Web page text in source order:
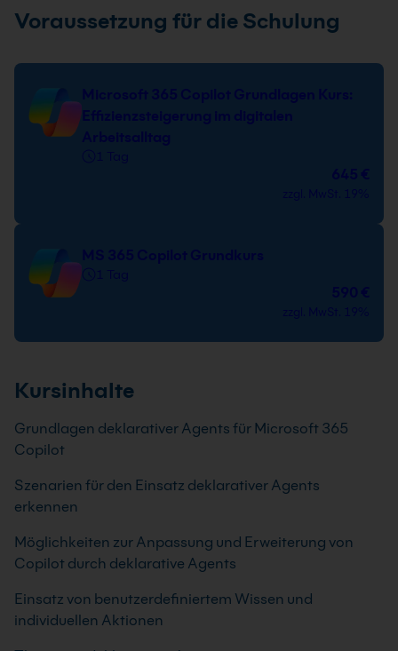
Voraussetzung für die Schulung
Kursinhalte
Grundlagen deklarativer Agents für Microsoft 365
Copilot
Szenarien für den Einsatz deklarativer Agents
erkennen
Möglichkeiten zur Anpassung und Erweiterung von
Copilot durch deklarative Agents
Einsatz von benutzerdefiniertem Wissen und
individuellen Aktionen